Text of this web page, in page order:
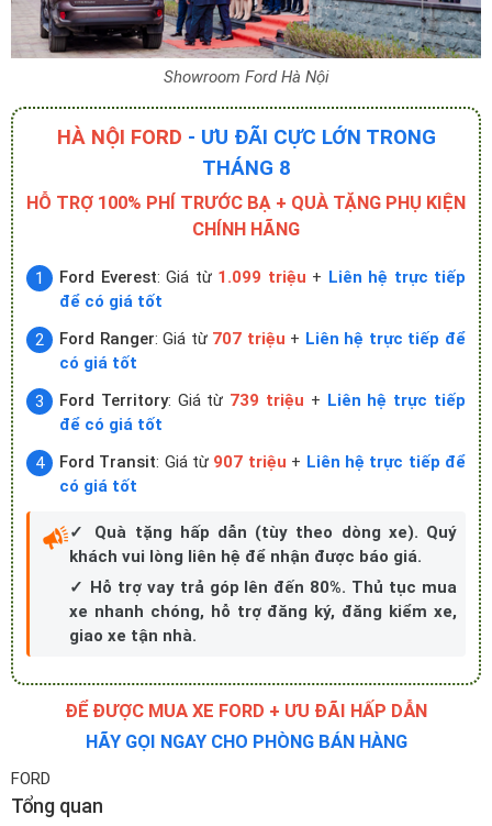
Showroom Ford Hà Nội
HÀ NỘI FORD - ƯU ĐÃI CỰC LỚN TRONG
THÁNG 8
HỖ TRỢ 100% PHÍ TRƯỚC BẠ + QUÀ TẶNG PHỤ KIỆN
CHÍNH HÃNG
Ford Everest: Giá từ 1.099 triệu + Liên hệ trực tiếp
để có giá tốt
Ford Ranger: Giá từ 707 triệu + Liên hệ trực tiếp để
có giá tốt
Ford Territory: Giá từ 739 triệu + Liên hệ trực tiếp
để có giá tốt
Ford Transit: Giá từ 907 triệu + Liên hệ trực tiếp để
có giá tốt
✓ Quà tặng hấp dẫn (tùy theo dòng xe). Quý
khách vui lòng liên hệ để nhận được báo giá.
✓ Hỗ trợ vay trả góp lên đến 80%. Thủ tục mua
xe nhanh chóng, hỗ trợ đăng ký, đăng kiểm xe,
giao xe tận nhà.
ĐỂ ĐƯỢC MUA XE FORD + ƯU ĐÃI HẤP DẪN
HÃY GỌI NGAY CHO PHÒNG BÁN HÀNG
FORD
Tổng quan